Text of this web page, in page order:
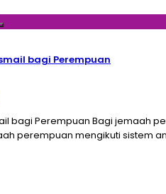
bagi Perempuan
bagi Perempuan Bagi jemaah
perempuan mengikuti sistem